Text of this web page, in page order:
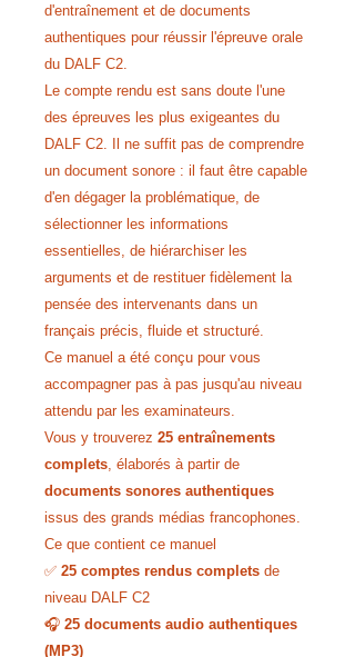
d'entraînement et de documents
authentiques pour réussir l'épreuve orale
du DALF C2.
Le compte rendu est sans doute l'une
des épreuves les plus exigeantes du
DALF C2. Il ne suffit pas de comprendre
un document sonore : il faut être capable
d'en dégager la problématique, de
sélectionner les informations
essentielles, de hiérarchiser les
arguments et de restituer fidèlement la
pensée des intervenants dans un
français précis, fluide et structuré.
Ce manuel a été conçu pour vous
accompagner pas à pas jusqu'au niveau
attendu par les examinateurs.
Vous y trouverez 25 entraînements
complets , élaborés à partir de
documents sonores authentiques
issus des grands médias francophones.
Ce que contient ce manuel
✅ 25 comptes rendus complets de
niveau DALF C2
🎧 25 documents audio authentiques
(MP3)